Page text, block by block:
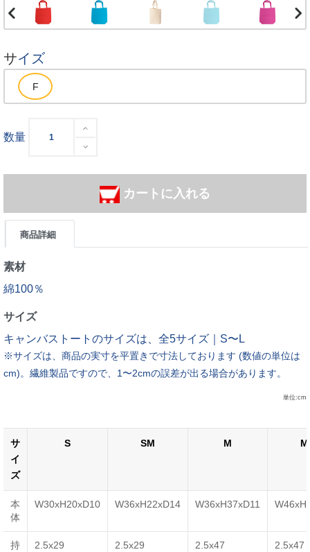
サイズ
数量
カートに入れる
商品詳細
素材
綿100％
サイズ
キャンバストートのサイズは、全5サイズ｜S〜L
※サイズは、商品の実寸を平置きで寸法しております (数値の単位は
cm)。繊維製品ですので、1〜2cmの誤差が出る場合があります。
単位:cm
サ
イ
ズ
S SM M
本
体
W30xH20xD10 W36xH22xD14 W36xH37xD11
持
2.5x29 2.5x29 2.5x47 2.5x47